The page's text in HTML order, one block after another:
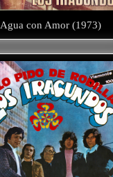
Agua con Amor (1973)